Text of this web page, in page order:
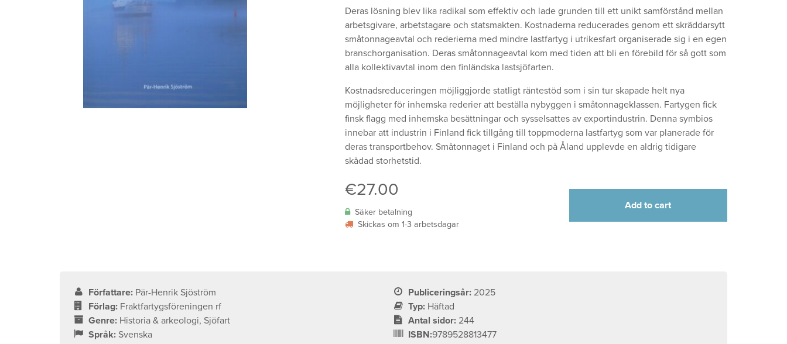
Deras lösning blev lika radikal som effektiv och lade grunden till ett unikt samförstånd mellan
arbetsgivare, arbetstagare och statsmakten. Kostnaderna reducerades genom ett skräddarsytt
småtonnageavtal och rederierna med mindre lastfartyg i utrikesfart organiserade sig i en egen
bransch­organisation. Deras småtonnage­avtal kom med tiden att bli en förebild för så gott som
alla kollektivavtal inom den finländska lastsjöfarten.
Kostnadsreduceringen möjliggjorde statligt räntestöd som i sin tur skapade helt nya
möjligheter för inhemska rederier att beställa nybyggen i småtonnageklassen. Fartygen fick
finsk flagg med inhemska besättningar och sysselsattes av export­industrin. Denna symbios
innebar att industrin i Finland fick tillgång till topp­moderna lastfartyg som var planerade för
deras transportbehov. Småtonnaget i Finland och på Åland upplevde en aldrig tidigare
skådad storhetstid.
€27.00
Säker betalning
Skickas om 1-3 arbetsdagar
Add to cart
Författare: Pär-Henrik Sjöström
Förlag: Fraktfartygsföreningen rf
Genre: Historia & arkeologi, Sjöfart
Språk: Svenska
Publiceringsår: 2025
Typ: Häftad
Antal sidor: 244
ISBN:9789528813477